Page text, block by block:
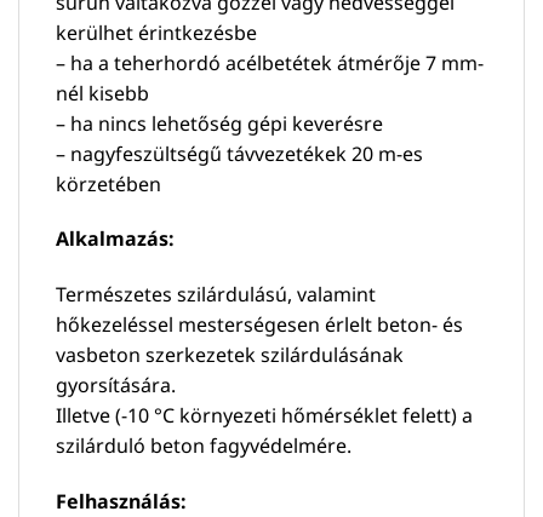
kerülhet érintkezésbe
– ha a teherhordó acélbetétek átmérője 7 mm-
nél kisebb
– ha nincs lehetőség gépi keverésre
– nagyfeszültségű távvezetékek 20 m-es
körzetében
Alkalmazás:
Természetes szilárdulású, valamint
hőkezeléssel mesterségesen érlelt beton- és
vasbeton szerkezetek szilárdulásának
gyorsítására.
Illetve (-10 °C környezeti hőmérséklet felett) a
szilárduló beton fagyvédelmére.
Felhasználás: